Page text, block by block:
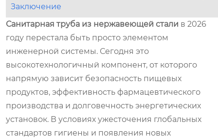
Заключение
Санитарная труба из нержавеющей стали в 2026
году перестала быть просто элементом
инженерной системы. Сегодня это
высокотехнологичный компонент, от которого
напрямую зависит безопасность пищевых
продуктов, эффективность фармацевтического
производства и долговечность энергетических
установок. В условиях ужесточения глобальных
стандартов гигиены и появления новых